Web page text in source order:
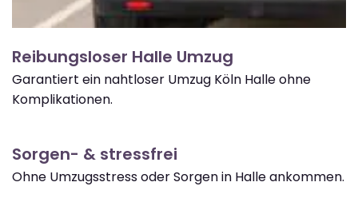
Reibungsloser Halle Umzug
Garantiert ein nahtloser Umzug Köln Halle ohne
Komplikationen.
Sorgen- & stressfrei
Ohne Umzugsstress oder Sorgen in Halle ankommen.